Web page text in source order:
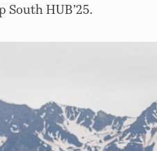
South HUB’25.